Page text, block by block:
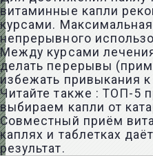
витаминные капли
курсами.
непрерывного
Между курсами
делать перерывы
избежать привыкания к
Читайте также : ТОП-5
выбираем капли от
Совместный приём
каплях и таблетках
результат.